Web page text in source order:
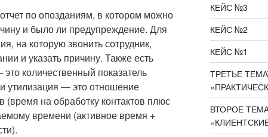
по опозданиям, в котором можно
и было ли предупреждение. Для
на которую звонить сотрудник,
и указать причину. Также есть
количественный показатель
и утилизация — это отношение
(время на обработку контактов плюс
времени (активное время +
КЕЙС №3
КЕЙС №2
КЕЙС №1
ТРЕТЬЕ
ВТОРОЕ